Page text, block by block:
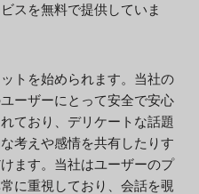
スを無料で提供していま
トを始められます。当社の
ーザーにとって安全で安心
ており、デリケートな話題
考えや感情を共有したりす
ます。当社はユーザーのプ
に重視しており、会話を覗